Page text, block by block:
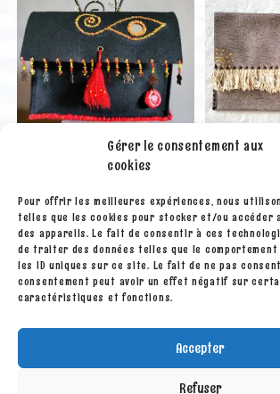
Gérer le consentement aux
cookies
Pour offrir les meilleures expériences, nous
telles que les cookies pour stocker et/ou accéder
des appareils. Le fait de consentir à ces
de traiter des données telles que le comportement
les ID uniques sur ce site. Le fait de ne pas
consentement peut avoir un effet négatif sur
caractéristiques et fonctions.
Accepter
Refuser
Boites et pochettes
Pochette « Mon beau
miroir » Rouge
20.00€
Ajouter au panier
Pochette